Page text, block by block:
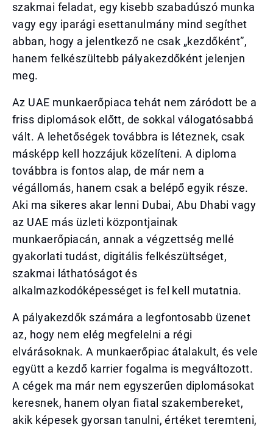
szakmai feladat, egy kisebb szabadúszó munka
vagy egy iparági esettanulmány mind segíthet
abban, hogy a jelentkező ne csak „kezdőként”,
hanem felkészültebb pályakezdőként jelenjen
meg.
Az UAE munkaerőpiaca tehát nem záródott be a
friss diplomások előtt, de sokkal válogatósabbá
vált. A lehetőségek továbbra is léteznek, csak
másképp kell hozzájuk közelíteni. A diploma
továbbra is fontos alap, de már nem a
végállomás, hanem csak a belépő egyik része.
Aki ma sikeres akar lenni Dubai, Abu Dhabi vagy
az UAE más üzleti központjainak
munkaerőpiacán, annak a végzettség mellé
gyakorlati tudást, digitális felkészültséget,
szakmai láthatóságot és
alkalmazkodóképességet is fel kell mutatnia.
A pályakezdők számára a legfontosabb üzenet
az, hogy nem elég megfelelni a régi
elvárásoknak. A munkaerőpiac átalakult, és vele
együtt a kezdő karrier fogalma is megváltozott.
A cégek ma már nem egyszerűen diplomásokat
keresnek, hanem olyan fiatal szakembereket,
akik képesek gyorsan tanulni, értéket teremteni,